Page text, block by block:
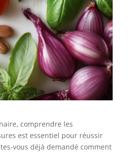
comprendre les
est essentiel pour réussir
vous déjà demandé comment